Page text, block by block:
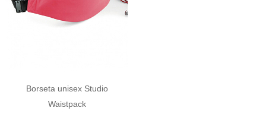
Borseta unisex Studio
Waistpack